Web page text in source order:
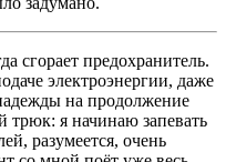
сгорает предохранитель.
электроэнергии, даже
на продолжение
трюк: я начинаю запевать
разумеется, очень